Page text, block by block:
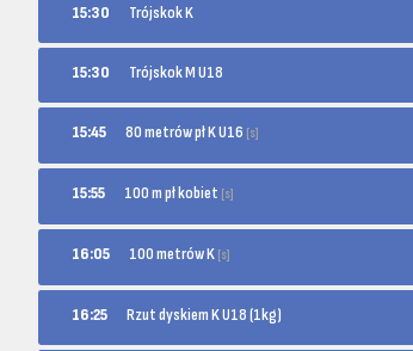
15:30 Trójskok K
15:30 Trójskok M U18
15:45 80 metrów pł K U16 [s]
15:55 100 m pł kobiet [s]
16:05 100 metrów K [s]
16:25 Rzut dyskiem K U18 (1kg)